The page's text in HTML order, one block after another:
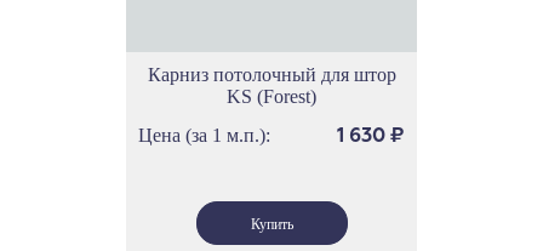
Карниз потолочный для штор
KS (Forest)
Цена (за 1 м.п.):
1 630 ₽